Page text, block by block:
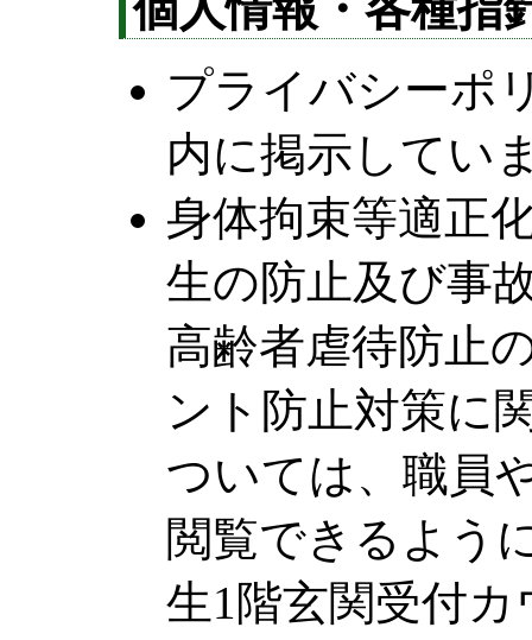
プライバシーポ
内に掲示してい
身体拘束等適正
生の防止及び事
高齢者虐待防止
ント防止対策に
ついては、職員
閲覧できるよう
生1階玄関受付